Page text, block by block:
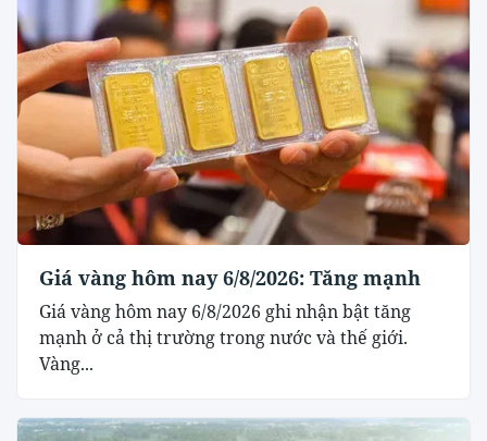
Giá vàng hôm nay 6/8/2026: Tăng mạnh
Giá vàng hôm nay 6/8/2026 ghi nhận bật tăng
mạnh ở cả thị trường trong nước và thế giới.
Vàng...